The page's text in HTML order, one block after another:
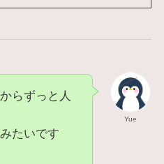
Yue
らずっと人
たいです